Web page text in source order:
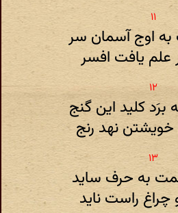
اوج آسمان سر
یافت افسر
برَد کلید این گنج
خویشتن نهد رنج
به حرف ساید
راست ناید